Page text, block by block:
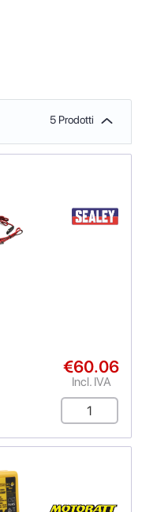
5 Prodotti
€60.06
Incl. IVA